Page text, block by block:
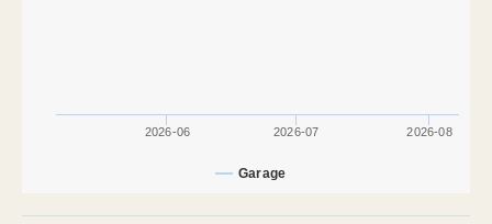
Garage
2026-06 2026-07 2026-08